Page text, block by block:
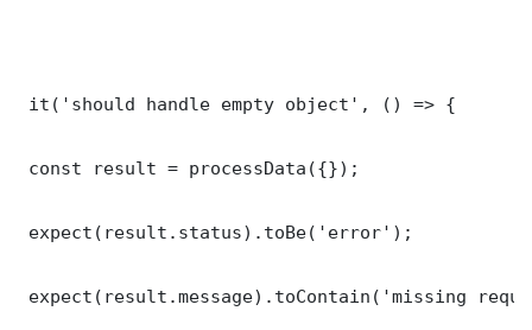
it('should handle empty object', () => {
const result = processData({});
expect(result.status).toBe('error');
expect(result.message).toContain('missing